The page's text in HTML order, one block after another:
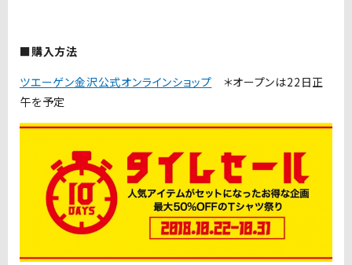
■購入方法
ツエーゲン金沢公式オンラインショップ ＊オープンは22日正
午を予定